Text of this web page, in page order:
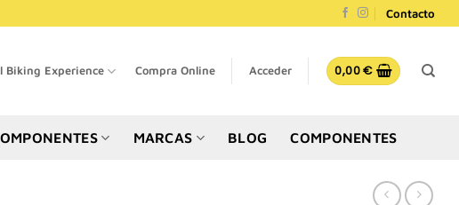
Contacto
Biking Experience Compra Online Acceder 0,00€
MARCAS BLOG COMPONENTES